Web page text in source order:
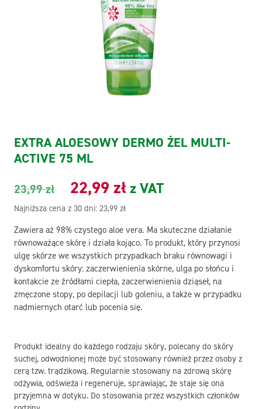
EXTRA ALOESOWY DERMO ŻEL MULTI-
ACTIVE 75 ML
23,99zł
Pierwotna
cena
wynosiła:
23,99 zł.
22,99 złAktualna
cena
wynosi:
22,99 zł.
z VAT
Najniższa cena z 30 dni: 23,99 zł
Zawiera aż 98% czystego aloe vera. Ma skuteczne działanie
równoważące skórę i działa kojąco. To produkt, który przynosi
ulgę skórze we wszystkich przypadkach braku równowagi i
dyskomfortu skóry: zaczerwienienia skórne, ulga po słońcu i
kontakcie ze źródłami ciepła, zaczerwienienia dziąseł, na
zmęczone stopy, po depilacji lub goleniu, a także w przypadku
nadmiernych otarć lub pocenia się.
Produkt idealny do każdego rodzaju skóry, polecany do skóry
suchej, odwodnionej może być stosowany również przez osoby z
cerą tzw. trądzikową. Regularnie stosowany na zdrową skórę
odżywia, odświeża i regeneruje, sprawiając, że staje się ona
przyjemna w dotyku. Do stosowania przez wszystkich członków